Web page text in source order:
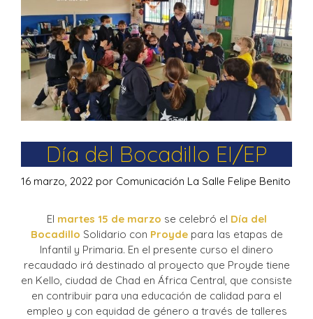
Día del Bocadillo EI/EP
16 marzo, 2022 por Comunicación La Salle Felipe Benito
El martes 15 de marzo se celebró el Día del
Bocadillo Solidario con Proydepara las etapas de
Infantil y Primaria. En el presente curso el dinero
recaudado irá destinado al proyecto que Proyde tiene
en Kello, ciudad de Chad en África Central, que consiste
en contribuir para una educación de calidad para el
empleo y con equidad de género a través de talleres